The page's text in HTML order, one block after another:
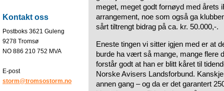
Kontakt oss
Postboks 3621 Guleng
9278 Tromsø
NO 886 210 752 MVA
E-post
storm@tromsostorm.no
meget, meget godt fornøyd med årets
arrangement, noe som også ga
sårt tiltrengt bidrag på ca. kr. 50.000,-.
Eneste tingen vi sitter igjen med er at
burde ha vært så mange, mange flere
forstår godt at han er blitt kåret til
Norske Avisers Landsforbund.
annen gang – og da er det garantert